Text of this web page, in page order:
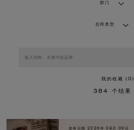
部门
合同类型
我的收藏 (0)
384 个结果
发布日期 2026年 08月 09日